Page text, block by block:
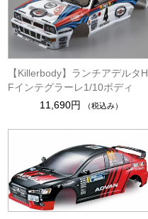
【Killerbody】ランチアデルタH
Fインテグラーレ1/10ボディ
11,690円
（税込み）